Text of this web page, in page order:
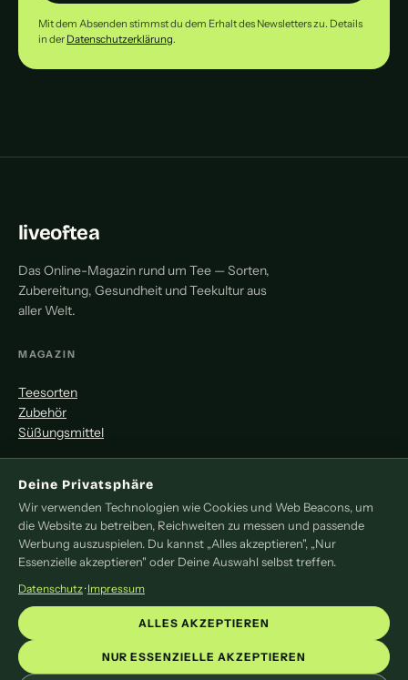
Mit dem Absenden stimmst du dem Erhalt des Newsletters zu. Details
in der Datenschutzerklärung.
liveoftea
Das Online-Magazin rund um Tee — Sorten,
Zubereitung, Gesundheit und Teekultur aus
aller Welt.
MAGAZIN
Teesorten
Zubehör
Süßungsmittel
MITMACHEN
Redaktion
Pressemitteilung
Newsletter
LEGAL
Impressum
Datenschutz
Deine Privatsphäre
Wir verwenden Technologien wie Cookies und Web Beacons, um
die Website zu betreiben, Reichweiten zu messen und passende
Werbung auszuspielen. Du kannst „Alles akzeptieren", „Nur
Essenzielle akzeptieren" oder Deine Auswahl selbst treffen.
Datenschutz·Impressum
NUR ESSENZIELLE AKZEPTIEREN
ALLES AKZEPTIEREN